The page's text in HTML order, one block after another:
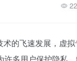
的飞速发展，虚